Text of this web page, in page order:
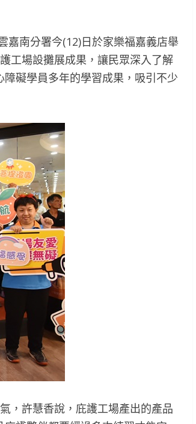
南分署今(12)日於家樂福嘉義店舉
工場設攤展成果，讓民眾深入了解
礙學員多年的學習成果，吸引不少
，許慧香說，庇護工場產出的產品